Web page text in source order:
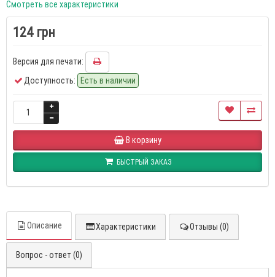
Смотреть все характеристики
124 грн
Версия для печати:
Доступность: Есть в наличии
В корзину
БЫСТРЫЙ ЗАКАЗ
Описание Характеристики Отзывы (0)
Вопрос - ответ (0)